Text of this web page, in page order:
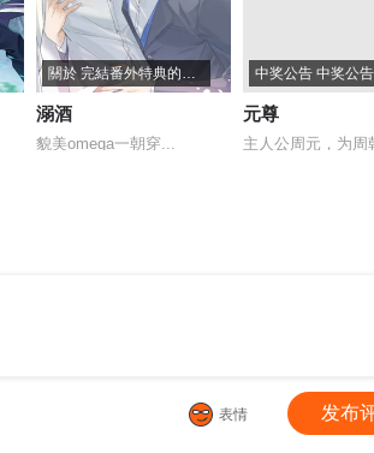
關於 完結番外特典的通知
溺酒
貌美omega一朝穿...
中奖公告 中奖公告
元尊
主人公周元，为周
表情 发布